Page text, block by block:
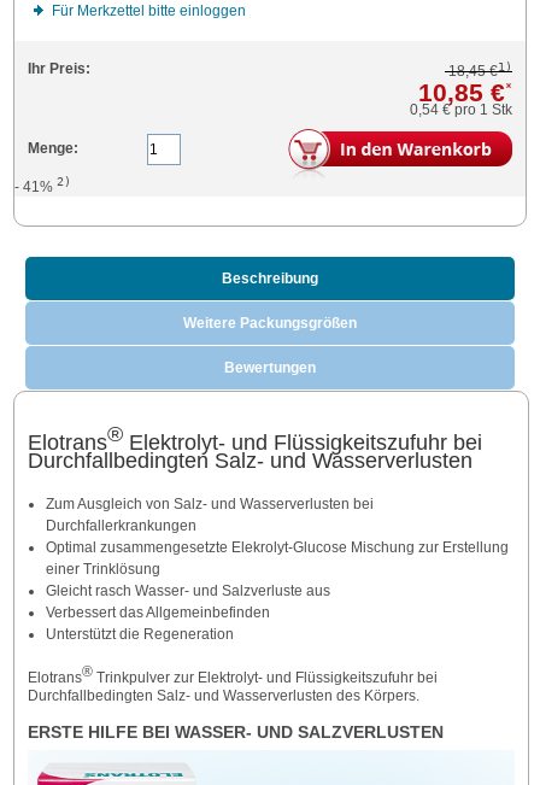
Für Merkzettel bitte einloggen
Ihr Preis: 18,45 €1)
10,85 €*
0,54 €pro 1 Stk
Menge:
- 41%2)
Beschreibung
Weitere Packungsgrößen
Bewertungen
Elotrans®Elektrolyt- und Flüssigkeitszufuhr bei
Durchfallbedingten Salz- und Wasserverlusten
Zum Ausgleich von Salz- und Wasserverlusten bei
Durchfallerkrankungen
Optimal zusammengesetzte Elekrolyt-Glucose Mischung zur Erstellung
einer Trinklösung
Gleicht rasch Wasser- und Salzverluste aus
Verbessert das Allgemeinbefinden
Unterstützt die Regeneration
Elotrans®Trinkpulver zur Elektrolyt- und Flüssigkeitszufuhr bei
Durchfallbedingten Salz- und Wasserverlusten des Körpers.
ERSTE HILFE BEI WASSER- UND SALZVERLUSTEN